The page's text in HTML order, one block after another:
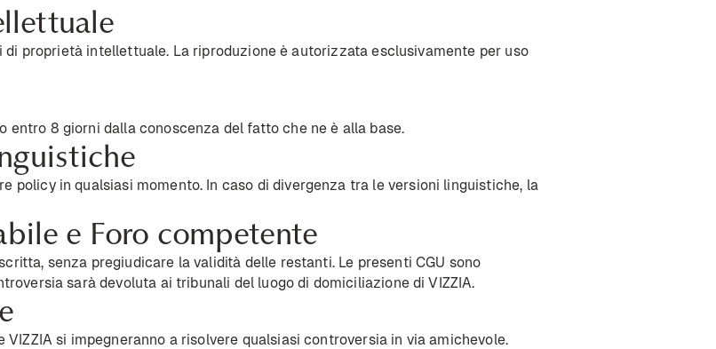
proprietà intellettuale. La riproduzione è autorizzata esclusivamente per uso
entro 8 giorni dalla conoscenza del fatto che ne è alla base.
policy in qualsiasi momento. In caso di divergenza tra le versioni linguistiche, la
e Foro competente
senza pregiudicare la validità delle restanti. Le presenti CGU sono
sarà devoluta ai tribunali del luogo di domiciliazione di VIZZIA.
si impegneranno a risolvere qualsiasi controversia in via amichevole.